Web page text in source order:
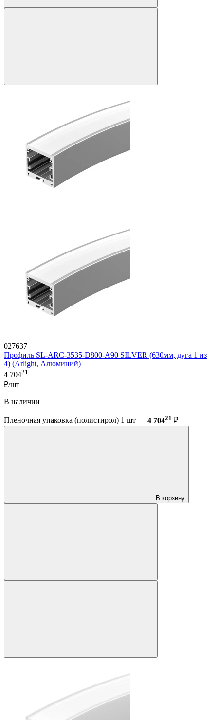
027637
Профиль SL-ARC-3535-D800-A90 SILVER (630мм, дуга 1 из
4) (Arlight, Алюминий)
4 70421
₽/шт
В наличии
Пленочная упаковка (полистирол) 1 шт — 4 70421 ₽
В корзину